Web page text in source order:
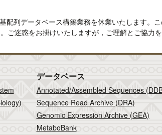
配列データベース構築業務を休業いたします。
迷惑をお掛けいたしますが，ご理解とご協力を
データベース
Annotated/Assembled Sequences
Sequence Read Archive (DRA)
Genomic Expression Archive (GEA)
MetaboBank